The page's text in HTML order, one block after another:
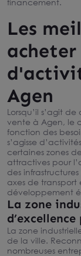
financement.
Les
acheter
Agen
Lorsqu’il s’agit
vente à Agen, le
fonction des
s’agisse
certaines zones
attractives pour
des
axes de
développement
La zone
La zone
de la ville.
nombreuses